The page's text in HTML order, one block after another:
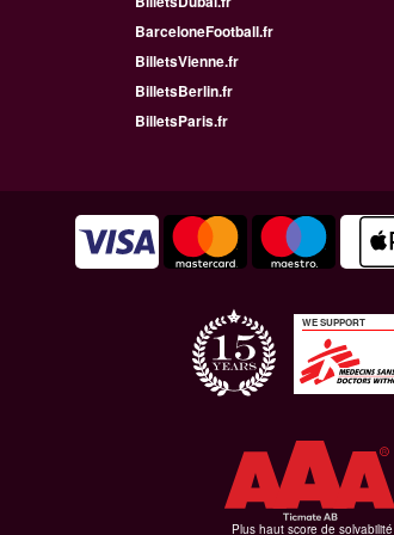
BarceloneFootball.fr
BilletsVienne.fr
BilletsBerlin.fr
BilletsParis.fr
WE SUPPORT
Plus haut score de solvabilité